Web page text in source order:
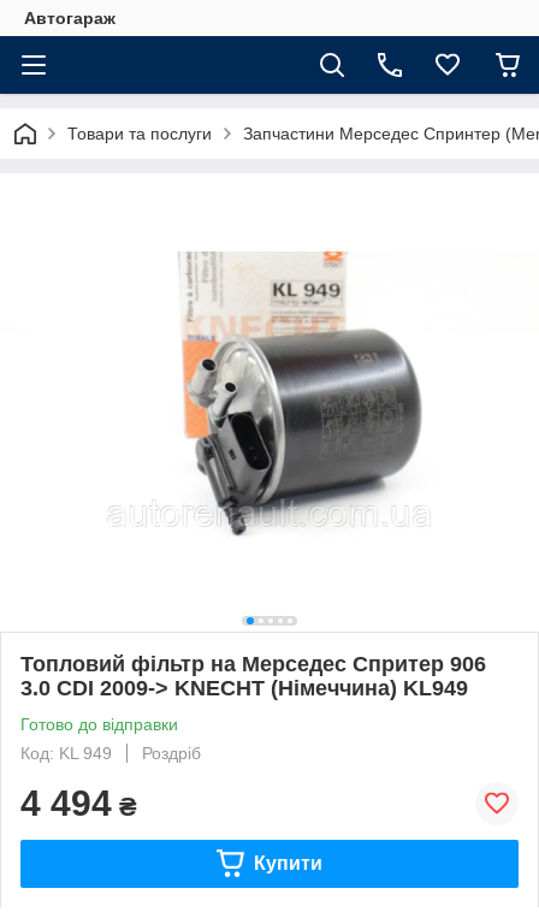
Автогараж
Товари та послуги Запчастини Мерседес Спринтер
Топловий фільтр на Мерседес Спритер 906
3.0 CDI 2009-> KNECHT (Німеччина) KL949
Готово до відправки
Код: KL 949
Роздріб
4 494 ₴
Купити